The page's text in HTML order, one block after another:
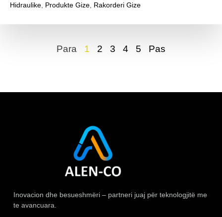
Hidraulike Produkte Gize Rakorderi Gize
Para 1 2 3 4 5 Pas
Inovacion dhe besueshmëri – partneri juaj për teknologjitë me
te avancuara.